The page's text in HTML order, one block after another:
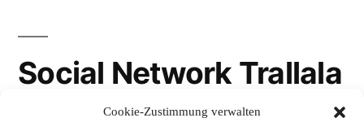
Cookie-Zustimmung verwalten
Social Network Trallala